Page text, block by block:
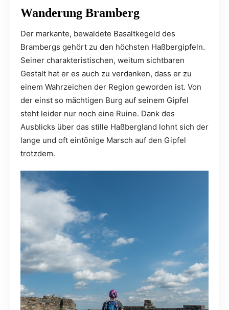
Wanderung Bramberg
Der markante, bewaldete Basaltkegeld des
Brambergs gehört zu den höchsten Haßbergipfeln.
Seiner charakteristischen, weitum sichtbaren
Gestalt hat er es auch zu verdanken, dass er zu
einem Wahrzeichen der Region geworden ist. Von
der einst so mächtigen Burg auf seinem Gipfel
steht leider nur noch eine Ruine. Dank des
Ausblicks über das stille Haßbergland lohnt sich der
lange und oft eintönige Marsch auf den Gipfel
trotzdem.